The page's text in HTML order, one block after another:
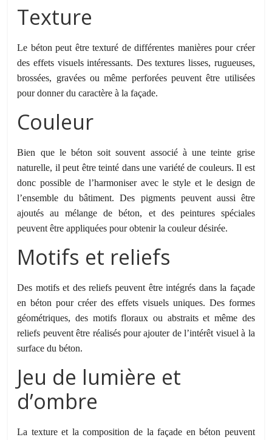
Texture
Le béton peut être texturé de différentes manières pour créer
des effets visuels intéressants. Des textures lisses, rugueuses,
brossées, gravées ou même perforées peuvent être utilisées
pour donner du caractère à la façade.
Couleur
Bien que le béton soit souvent associé à une teinte grise
naturelle, il peut être teinté dans une variété de couleurs. Il est
donc possible de l’harmoniser avec le style et le design de
l’ensemble du bâtiment. Des pigments peuvent aussi être
ajoutés au mélange de béton, et des peintures spéciales
peuvent être appliquées pour obtenir la couleur désirée.
Motifs et reliefs
Des motifs et des reliefs peuvent être intégrés dans la façade
en béton pour créer des effets visuels uniques. Des formes
géométriques, des motifs floraux ou abstraits et même des
reliefs peuvent être réalisés pour ajouter de l’intérêt visuel à la
surface du béton.
Jeu de lumière et
d’ombre
La texture et la composition de la façade en béton peuvent